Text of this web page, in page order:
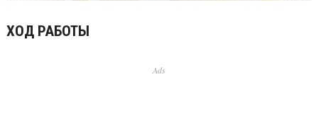
ХОД РАБОТЫ
Ads